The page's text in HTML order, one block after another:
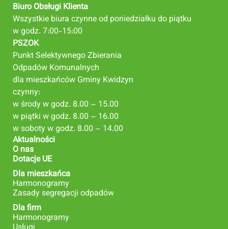
Biuro Obsługi Klienta
Wszystkie biura czynne od poniedziałku do piątku
w godz. 7:00-15:00
PSZOK
Punkt Selektywnego Zbierania
Odpadów Komunalnych
dla mieszkańców Gminy Kwidzyn
czynny:
w środy w godz. 8.00 – 15.00
w piątki w godz. 8.00 – 16.00
w soboty w godz. 8.00 – 14.00
Aktualności
O nas
Dotacje UE
Dla mieszkańca
Harmonogramy
Zasady segregacji odpadów
Dla firm
Harmonogramy